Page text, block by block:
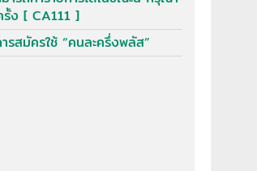
ง [ CA111 ]
รสมัครใช้ “คนละครึ่งพลัส”